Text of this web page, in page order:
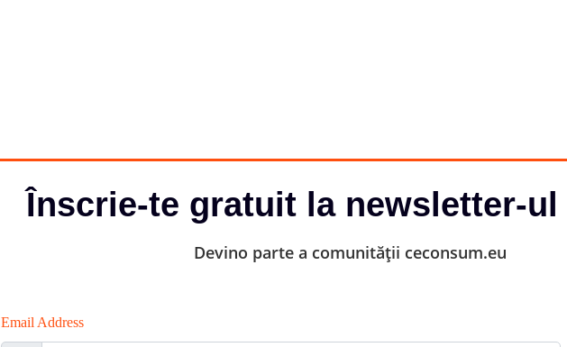
Înscrie-te gratuit la newsletter-
Devino parte a comunității ceconsum.eu
Email Address